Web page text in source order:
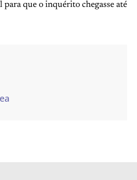
para que o inquérito chegasse até